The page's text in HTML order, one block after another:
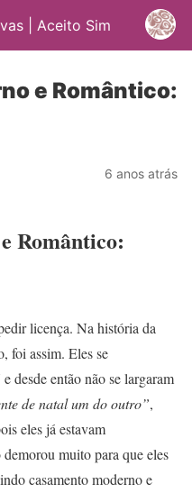
| Aceito Sim
e Romântico:
6 anos atrás
Romântico:
licença. Na história da
foi assim. Eles se
desde então não se largaram
de natal um do outro”,
eles já estavam
muito para que eles
casamento moderno e